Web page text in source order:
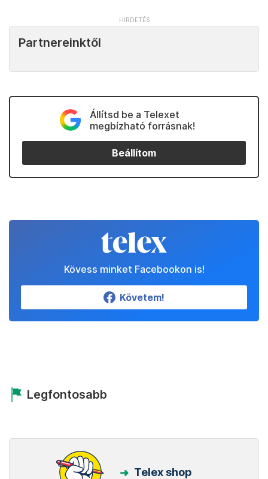
Partnereinktől
Állítsd be a Telexet
megbízható forrásnak!
Beállítom
Kövess minket Facebookon is!
Követem!
Legfontosabb
Telex shop